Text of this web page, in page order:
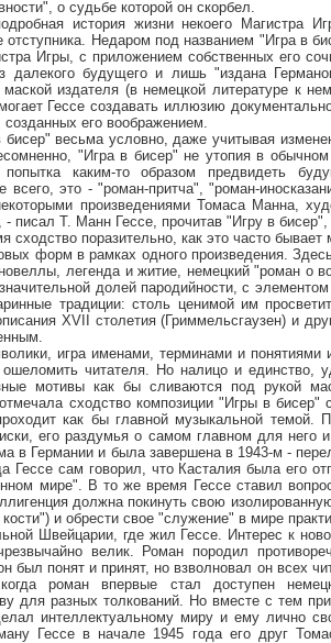
о судьбе которой он скорбел.
история жизни некоего Магистра
отступника. Недаром под названием "Игра в
Игры, с приложением собственных его
далекого будущего и лишь "издана
маской издателя (в немецкой литературе к
Гессе создавать иллюзию
его воображением.
весьма условно, даже учитывая
"Игра в бисер" не утопия в
каким-то образом предвидеть
это - "роман-притча", "роман-
произведениями Томаса Манна,
писал Т. Манн Гессе, прочитав "Игру в
сходство поразительно, как это часто
форм в рамках одного произведения.
легенда и житие, немецкий "роман о
долей пародийности, с
традиции: столь ценимой им
XVII столетия (Гриммельсгаузен) и
игра именами, терминами и понятиями
читателя. Но налицо и единство,
мотивы как бы сливаются под рукой
сходство композиции "Игры в бисер"
как бы главной музыкальной
его раздумья о самом главном для него
в Германии и была завершена в 1943-м -
Гессе сам говорил, что Касталия была его
мире". В то же время Гессе ставил
должна покинуть свою
и обрести свое "служение" в мире
Швейцарии, где жил Гессе. Интерес к
велик. Роман породил
был понят и принят, но взволновал он всех
роман впервые стал доступен
для разных толкований. Но вместе с тем
интеллектуальному миру и ему лично
Гессе в начале 1945 года его друг